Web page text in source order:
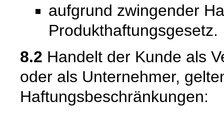
aufgrund zwingender
Produkthaftungsgesetz.
8.2 Handelt der Kunde als
oder als Unternehmer,
Haftungsbeschränkungen: